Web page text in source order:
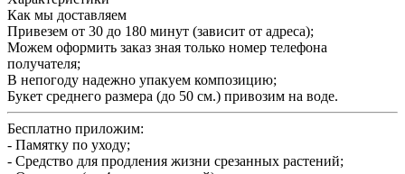
Как мы доставляем
Привезем от 30 до 180 минут (зависит от адреса);
Можем оформить заказ зная только номер телефона
получателя;
В непогоду надежно упакуем композицию;
Букет среднего размера (до 50 см.) привозим на воде.
Бесплатно приложим:
- Памятку по уходу;
- Средство для продления жизни срезанных растений;